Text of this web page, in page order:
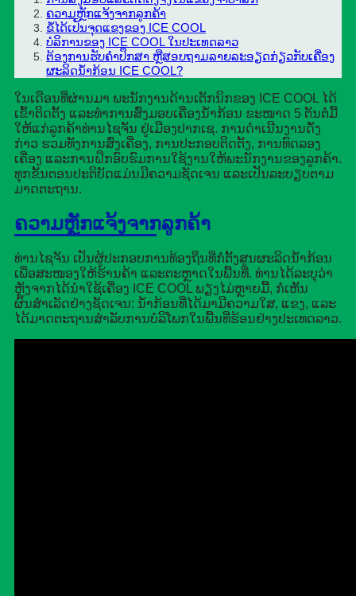
ຄວາມຫຼັກແຈ້ງຈາກລູກຄ້າ
ຂໍ້ໄດ້ເປັນຈຸດແຂງຂອງ ICE COOL
ບໍລິການຂອງ ICE COOL ໃນປະເທດລາວ
ຕ້ອງການຮັບຄຳປຶກສາ ຫຼືສອບຖາມລາຍລະອຽດກ່ຽວກັບເຄື່ອງ
ຜະລິດນ້ຳກ້ອນ ICE COOL?
ໃນເດືອນທີ່ຜ່ານມາ ພະນັກງານດ້ານເຕັກນິກຂອງ ICE COOL ໄດ້
ເຂົ້າຕິດຕັ້ງ ແລະທຳການສົ່ງມອບເຄື່ອງນ້ຳກ້ອນ ຂະໜາດ 5 ຕັນຕໍ່ມື້
ໃຫ້ແກ່ລູກຄ້າທ່ານໄຊຈັນ ຢູ່ເມືອງປາກເຊ. ການດຳເນີນງານດັ່ງ
ກ່າວ ຮວມທັງການສົ່ງເຄື່ອງ, ການປະກອບຕິດຕັ້ງ, ການທົດລອງ
ເຄື່ອງ ແລະການຝຶກອົບຮົມການໃຊ້ງານໃຫ້ພະນັກງານຂອງລູກຄ້າ.
ທຸກຂັ້ນຕອນປະຕິບັດແມ່ນມີຄວາມຊັດເຈນ ແລະເປັນລະບຽບຕາມ
ມາດຕະຖານ.
ຄວາມຫຼັກແຈ້ງຈາກລູກຄ້າ
ທ່ານໄຊຈັນ ເປັນຜູ້ປະກອບການທ້ອງຖິ່ນທີ່ກໍ່ຕັ້ງສູນຜະລິດນ້ຳກ້ອນ
ເພື່ອສະໜອງໃຫ້ຮ້ານຄ້າ ແລະຕະຫຼາດໃນພື້ນທີ່. ທ່ານໄດ້ລະບຸວ່າ
ຫຼັງຈາກໄດ້ນຳໃຊ້ເຄື່ອງ ICE COOL ພຽງໄມ່ຫຼາຍມື້, ກໍ່ເຫັນ
ຜົນສຳເລັດຢ່າງຊັດເຈນ: ນ້ຳກ້ອນທີ່ໄດ້ມາມີຄວາມໃສ, ແຂງ, ແລະ
ໄດ້ມາດຕະຖານສຳລັບການບໍລິໂພກໃນພື້ນທີ່ຮ້ອນຢ່າງປະເທດລາວ.